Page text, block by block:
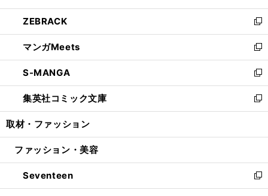
開
く
ウ
で
開
く
ン
ド
ウ
で
開
く
ウ
ィ
ン
ド
ウ
で
開
く
し
い
ウ
ィ
ン
ド
ウ
で
開
ZEBRACK
新
し
い
ウ
ィ
ン
ド
ウ
開
マンガMeets
新
し
い
ウ
ィ
ン
ウ
開
く
S-MANGA
新
し
い
ウ
ン
ウ
で
開
集英社コミック文庫
新
し
ウ
ン
ド
ウ
取材・ファッション
ファッション・美容
Seventeen
新
し